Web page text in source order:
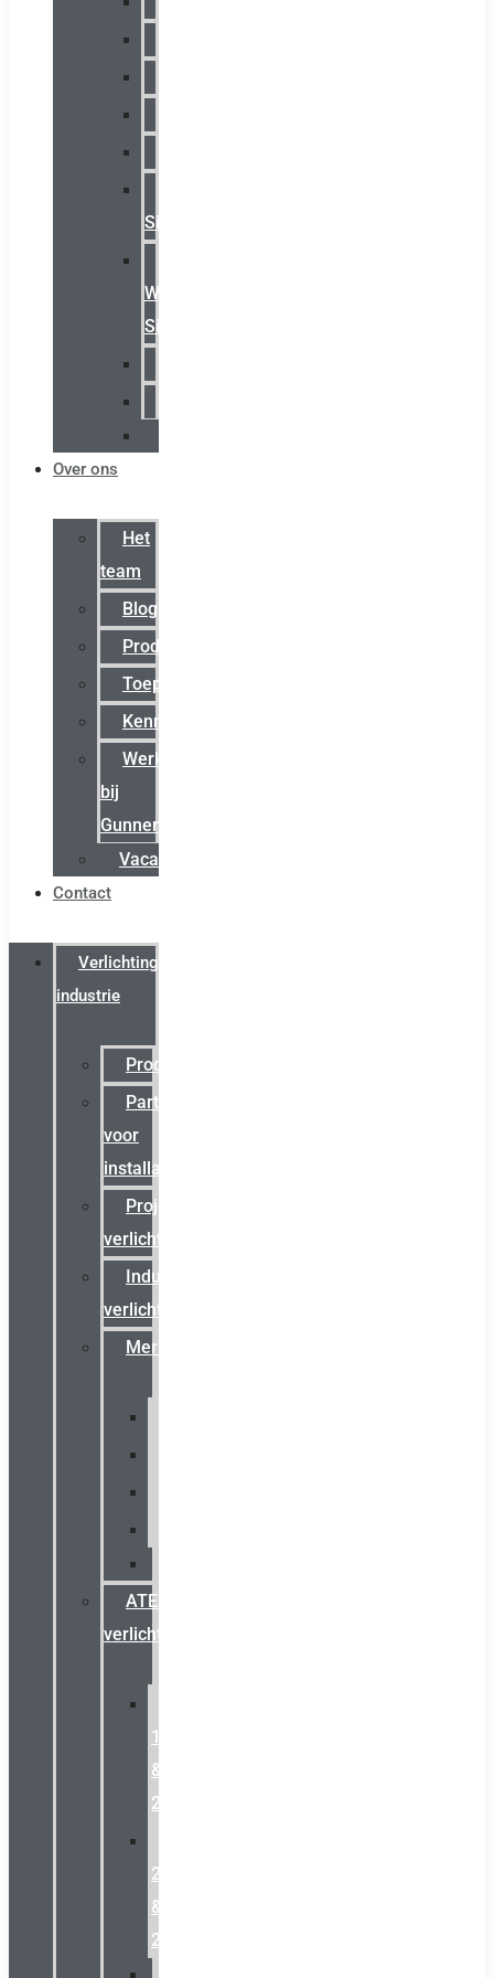
Signaling
Warning
Signals
Over ons
Het
team
Blog
Productnieuws
Toepassingen
Kenniscentrum
Werken
bij
Gunneman
Vacatures
Contact
Verlichting
industrie
Productcatalogus
Partner
voor
installateurs
Projectreferenties
verlichting
Industriële
verlichting
Merken
ATEX
verlichting
1
&
2
21
&
22